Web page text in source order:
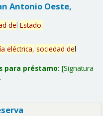
Antonio Oeste,
del Estado.
eléctrica, sociedad del
para préstamo: Signatura